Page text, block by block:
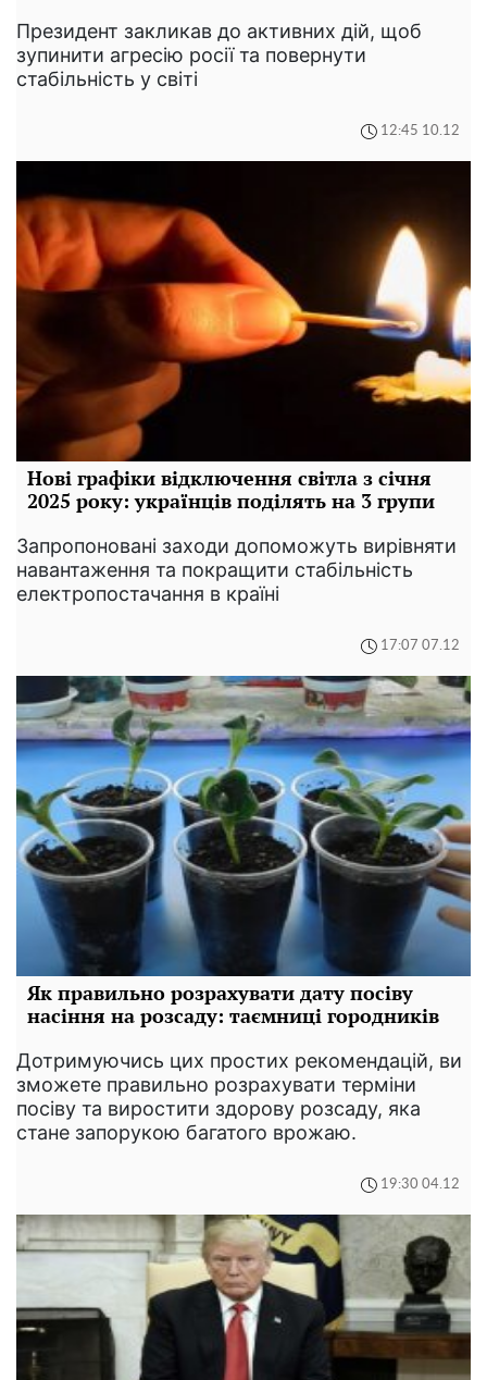
Президент закликав до активних дій, щоб
зупинити агресію росії та повернути
стабільність у світі
12:45 10.12
Нові графіки відключення світла з січня
2025 року: українців поділять на 3 групи
Запропоновані заходи допоможуть вирівняти
навантаження та покращити стабільність
електропостачання в країні
17:07 07.12
Як правильно розрахувати дату посіву
насіння на розсаду: таємниці городників
Дотримуючись цих простих рекомендацій, ви
зможете правильно розрахувати терміни
посіву та виростити здорову розсаду, яка
стане запорукою багатого врожаю.
19:30 04.12